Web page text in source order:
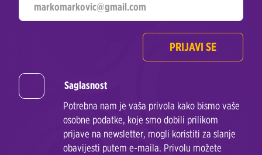
PRIJAVI SE
Saglasnost
Potrebna nam je vaša privola kako bismo vaše
osobne podatke, koje smo dobili prilikom
prijave na newsletter, mogli koristiti za slanje
obavijesti putem e-maila. Privolu možete